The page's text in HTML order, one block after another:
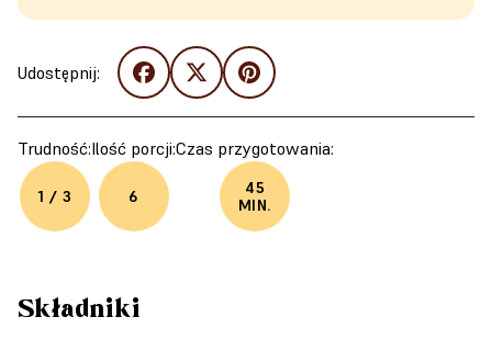
Udostępnij:
Trudność:
1 / 3
Ilość porcji:
6
Czas przygotowania:
45
MIN.
Składniki